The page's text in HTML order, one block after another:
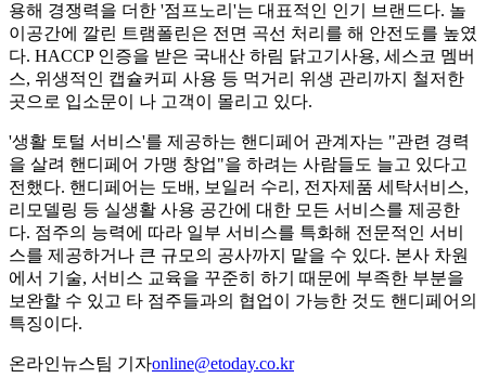
용해 경쟁력을 더한 '점프노리'는 대표적인 인기 브랜드다. 놀
이공간에 깔린 트램폴린은 전면 곡선 처리를 해 안전도를 높였
다. HACCP 인증을 받은 국내산 하림 닭고기사용, 세스코 멤버
스, 위생적인 캡슐커피 사용 등 먹거리 위생 관리까지 철저한
곳으로 입소문이 나 고객이 몰리고 있다.
'생활 토털 서비스'를 제공하는 핸디페어 관계자는 "관련 경력
을 살려 핸디페어 가맹 창업"을 하려는 사람들도 늘고 있다고
전했다. 핸디페어는 도배, 보일러 수리, 전자제품 세탁서비스,
리모델링 등 실생활 사용 공간에 대한 모든 서비스를 제공한
다. 점주의 능력에 따라 일부 서비스를 특화해 전문적인 서비
스를 제공하거나 큰 규모의 공사까지 맡을 수 있다. 본사 차원
에서 기술, 서비스 교육을 꾸준히 하기 때문에 부족한 부분을
보완할 수 있고 타 점주들과의 협업이 가능한 것도 핸디페어의
특징이다.
온라인뉴스팀 기자online@etoday.co.kr